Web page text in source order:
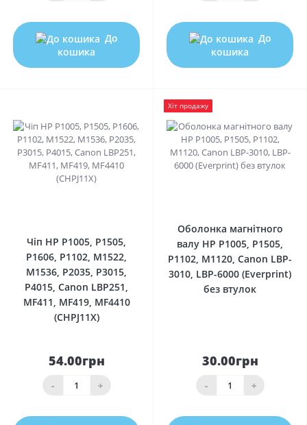
До
кошика
До
кошика
Чіп HP P1005, P1505,
P1606, P1102, M1522,
M1536, P2035, P3015,
P4015, Canon LBP251,
MF411, MF419, MF4410
(CHPJ11X)
54.00грн
- +
Хіт продажу
Оболонка магнітного
валу HP P1005, P1505,
P1102, M1120, Canon LBP-
3010, LBP-6000 (Everprint)
без втулок
30.00грн
- +